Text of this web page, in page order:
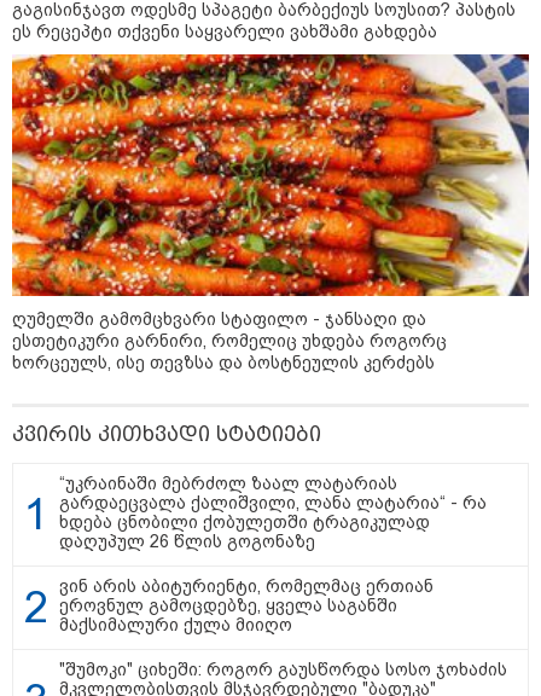
შემცირებას ითვალისწინებს -
რას მოიცავს ის?
12:54 / 06-08-2026
ტრაგედია ხობში - მდინარე
ხობისწყალში დედა-შვილი
დაიხრჩო
კატეგორიის ყველა სიახლე
მესამედ: საბოტაჟი, ტექნიკური
ხარვეზი თუ
სანდრო თვალჭრელიძის ანალიზი
ჩაკეტილი „პოლიტიკური
თამაშები, რომლებიც დიდი
სისხლის ფასად ჯდება
„ოქტომბრისთვის საქართველოს
გაგისინჯავთ ოდესმე სპაგეტი ბარბექიუს სოუსით? პასტის
ეს რეცეპტი თქვენი საყვარელი ვახშამი გახდება
ღუმელში გამომცხვარი სტაფილო - ჯანსაღი და
ესთეტიკური გარნირი, რომელიც უხდება როგორც
ხორცეულს, ისე თევზსა და ბოსტნეულის კერძებს
კვირის კითხვადი სტატიები
“უკრაინაში მებრძოლ ზაალ ლატარიას
გარდაეცვალა ქალიშვილი, ლანა ლატარია“ - რა
ხდება ცნობილი ქობულეთში ტრაგიკულად
დაღუპულ 26 წლის გოგონაზე
ვინ არის აბიტურიენტი, რომელმაც ერთიან
ეროვნულ გამოცდებზე, ყველა საგანში
მაქსიმალური ქულა მიიღო
"შუმოკი" ციხეში: როგორ გაუსწორდა სოსო ჯოხაძის
მკვლელობისთვის მსჯავრდებული "ბადუკა"